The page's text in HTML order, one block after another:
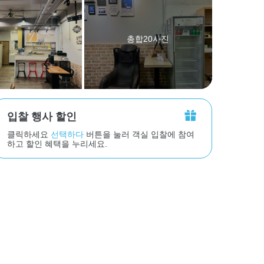
총합20사진
입찰 행사 할인
클릭하세요 선택하다 버튼을 눌러 객실 입찰에 참여
하고 할인 혜택을 누리세요.